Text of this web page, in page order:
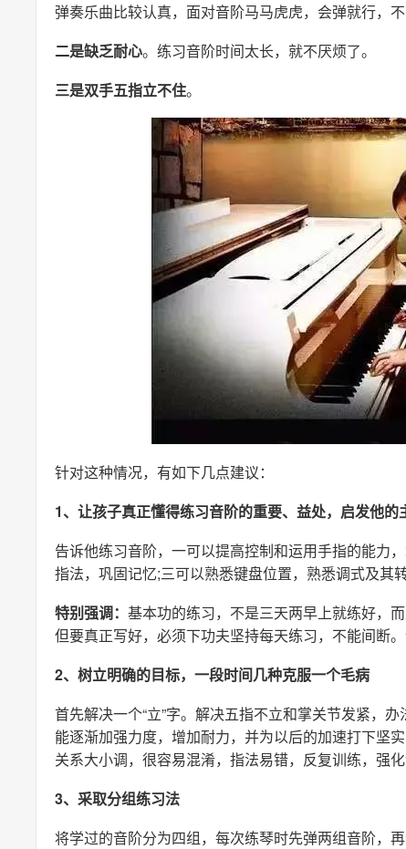
弹奏乐曲比较认真，面对音阶马马虎虎，会弹就行，不
二是缺乏耐心。练习音阶时间太长，就不厌烦了。
三是双手五指立不住。
针对这种情况，有如下几点建议：
1、让孩子真正懂得练习音阶的重要、益处，启发他的
告诉他练习音阶，一可以提高控制和运用手指的能力
指法，巩固记忆;三可以熟悉键盘位置，熟悉调式及其
特别强调： 基本功的练习，不是三天两早上就练好，
但要真正写好，必须下功夫坚持每天练习，不能间断
2、树立明确的目标，一段时间几种克服一个毛病
首先解决一个“立”字。解决五指不立和掌关节发紧，
能逐渐加强力度，增加耐力，并为以后的加速打下坚
关系大小调，很容易混淆，指法易错，反复训练，强
3、采取分组练习法
将学过的音阶分为四组，每次练琴时先弹两组音阶，